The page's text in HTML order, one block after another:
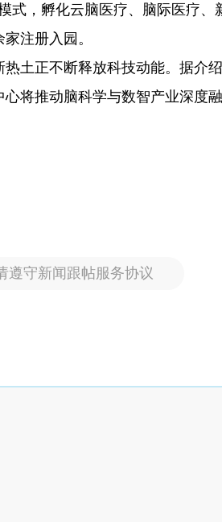
，孵化云脑医疗、脑际医疗、
注册入园。
土正不断释放科技动能。据介
将推动脑科学与数智产业深度
遵守新闻跟帖服务协议